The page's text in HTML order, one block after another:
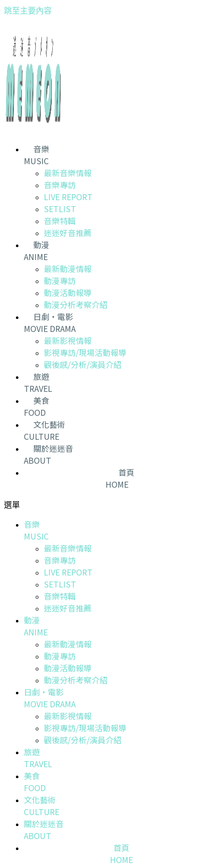
跳至主要內容
音樂
MUSIC
最新音樂情報
音樂專訪
LIVE REPORT
SETLIST
音樂特輯
迷迷好音推薦
動漫
ANIME
最新動漫情報
動漫專訪
動漫活動報導
動漫分析考察介紹
日劇・電影
MOVIE DRAMA
最新影視情報
影視專訪/現場活動報導
觀後感/分析/演員介紹
旅遊
TRAVEL
美食
FOOD
文化藝術
CULTURE
關於迷迷音
ABOUT
首頁
HOME
選單
音樂
MUSIC
最新音樂情報
音樂專訪
LIVE REPORT
SETLIST
音樂特輯
迷迷好音推薦
動漫
ANIME
最新動漫情報
動漫專訪
動漫活動報導
動漫分析考察介紹
日劇・電影
MOVIE DRAMA
最新影視情報
影視專訪/現場活動報導
觀後感/分析/演員介紹
旅遊
TRAVEL
美食
FOOD
文化藝術
CULTURE
關於迷迷音
ABOUT
首頁
HOME